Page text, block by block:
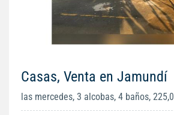
Casas, Venta en Jamundí
las mercedes, 3 alcobas, 4 baños,